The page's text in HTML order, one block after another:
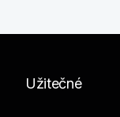
Užitečné